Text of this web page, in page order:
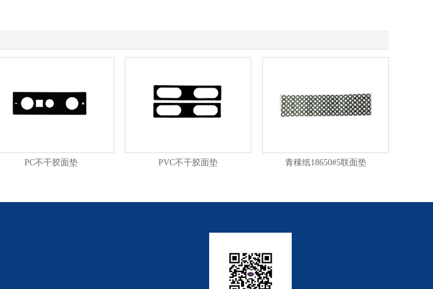
PC不干胶面垫 PVC不干胶面垫 青稞纸18650#5联面垫